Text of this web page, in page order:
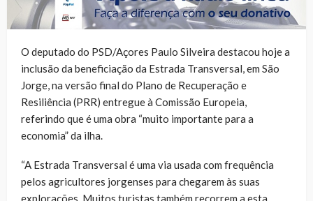
O deputado do PSD/Açores Paulo Silveira destacou hoje a
inclusão da beneficiação da Estrada Transversal, em São
Jorge, na versão final do Plano de Recuperação e
Resiliência (PRR) entregue à Comissão Europeia,
referindo que é uma obra “muito importante para a
economia” da ilha.
“A Estrada Transversal é uma via usada com frequência
pelos agricultores jorgenses para chegarem às suas
explorações. Muitos turistas também recorrem a esta